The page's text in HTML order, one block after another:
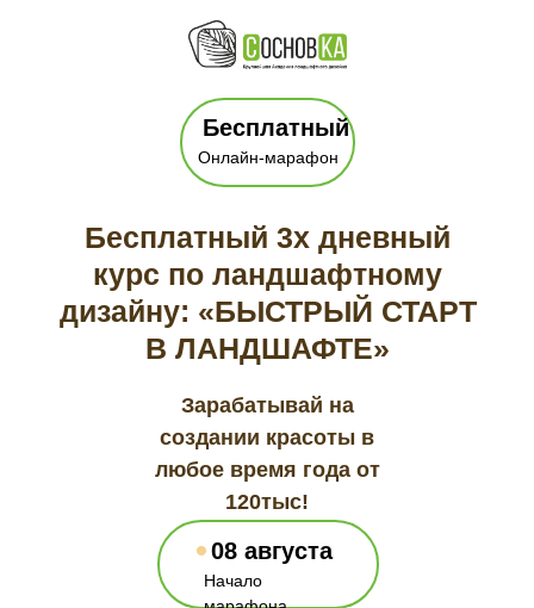
Зарабатывай на
создании красоты в
любое время года от
120тыс!
Бесплатный 3х дневный
курс по ландшафтному
дизайну: «БЫСТРЫЙ СТАРТ
В ЛАНДШАФТЕ»
08 августа
Онлайн-марафон
Начало
Бесплатный